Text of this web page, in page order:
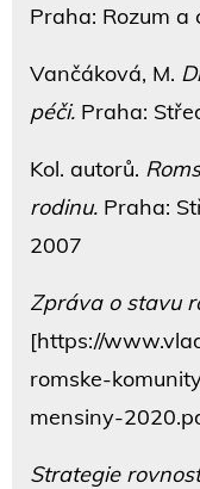
Praha: Rozum a
Vančáková, M.
péči. Praha:
Kol. autorů.
rodinu. Praha:
2007
Zpráva o stavu
[https://
romske-
mensiny-
Strategie